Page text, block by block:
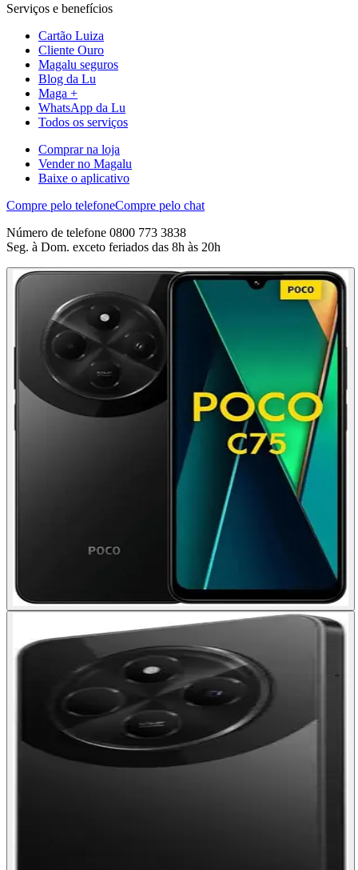
Serviços e benefícios
Cartão Luiza
Cliente Ouro
Magalu seguros
Blog da Lu
Maga +
WhatsApp da Lu
Todos os serviços
Comprar na loja
Vender no Magalu
Baixe o aplicativo
Compre pelo telefoneCompre pelo chat
Número de telefone 0800 773 3838
Seg. à Dom. exceto feriados das 8h às 20h